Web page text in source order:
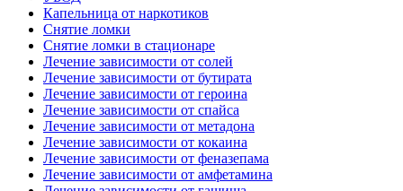
Капельница от наркотиков
Снятие ломки
Снятие ломки в стационаре
Лечение зависимости от солей
Лечение зависимости от бутирата
Лечение зависимости от героина
Лечение зависимости от спайса
Лечение зависимости от метадона
Лечение зависимости от кокаина
Лечение зависимости от феназепама
Лечение зависимости от амфетамина